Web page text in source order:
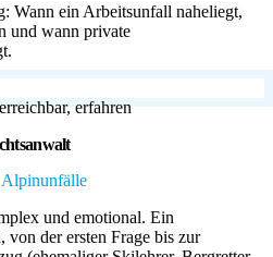
Wann ein Arbeitsunfall naheliegt,
und wann private
erfahren
und emotional. Ein
von der ersten Frage bis zur